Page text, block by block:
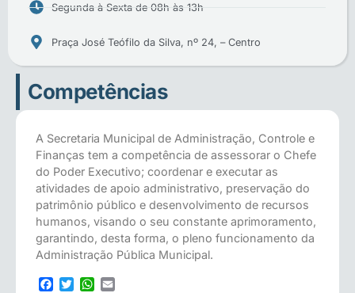
Segunda à Sexta de 08h às 13h
Praça José Teófilo da Silva, nº 24, – Centro
Competências
A Secretaria Municipal de Administração, Controle e
Finanças tem a competência de assessorar o Chefe
do Poder Executivo; coordenar e executar as
atividades de apoio administrativo, preservação do
patrimônio público e desenvolvimento de recursos
humanos, visando o seu constante aprimoramento,
garantindo, desta forma, o pleno funcionamento da
Administração Pública Municipal.
Facebook
TwitterWhatsApp